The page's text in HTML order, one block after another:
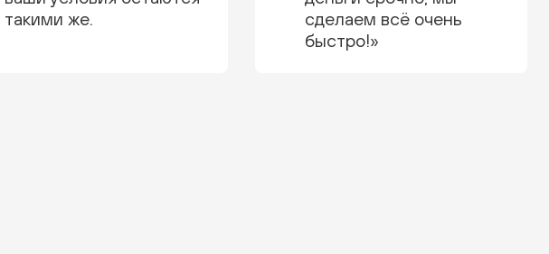
такими же.
сделаем всё очень
быстро!»